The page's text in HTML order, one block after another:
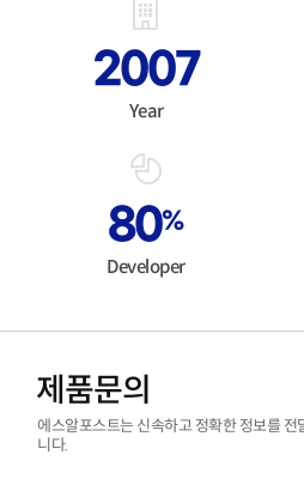
2007
Year
80%
Developer
제품문의
에스알포스트는 신속하고 정확한 정보를
니다.